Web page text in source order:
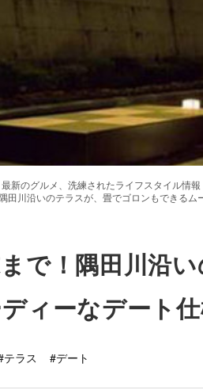
新のグルメ、洗練されたライフスタイル情報
田川沿いのテラスが、畳でゴロンもできる
で！隅田川沿
ィーなデート
テラス #デート